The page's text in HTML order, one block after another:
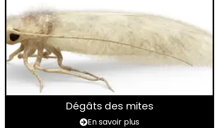
Dégâts des mites
En savoir plus